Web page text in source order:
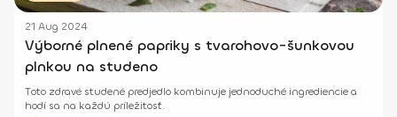
21 Aug 2024
Výborné plnené papriky s tvarohovo-šunkovou
plnkou na studeno
Toto zdravé studené predjedlo kombinuje jednoduché ingrediencie a
hodí sa na každú príležitosť.